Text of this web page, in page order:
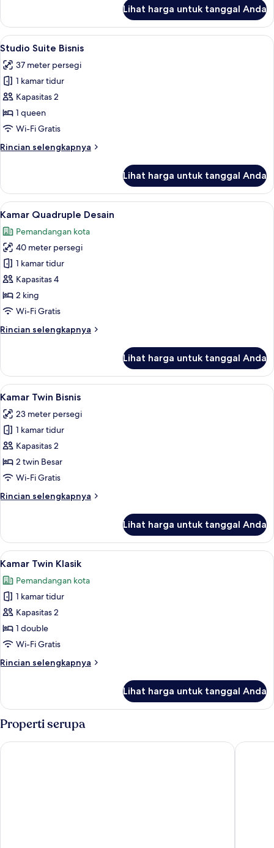
Kamar
Quadruple
Comfort
Lihat harga untuk tanggal Anda
Lihat
semua
foto
untuk
Studio
Suite
Bisnis
8
Studio Suite Bisnis
37 meter persegi
1 kamar tidur
Kapasitas 2
1 queen
Wi-Fi Gratis
Rincian selengkapnya
Rincian
Studio
Suite
Bisnis
Lihat harga untuk tanggal Anda
Lihat
semua
foto
untuk
Kamar
Quadruple
Desain
Kamar Quadruple Desain |
9
Kamar Quadruple Desain
Pemandangan kota
40 meter persegi
1 kamar tidur
Kapasitas 4
2 king
Wi-Fi Gratis
Rincian selengkapnya
Rincian
Kamar
Quadruple
Desain
Lihat harga untuk tanggal Anda
Lihat
semua
foto
untuk
Kamar
Twin
Bisnis
Kamar Twin Bisnis | Pemandangan
6
Kamar Twin Bisnis
23 meter persegi
1 kamar tidur
Kapasitas 2
2 twin Besar
Wi-Fi Gratis
Rincian selengkapnya
Rincian
Kamar
Twin
Bisnis
Lihat harga untuk tanggal Anda
Lihat
semua
foto
untuk
Kamar
Twin
Klasik
7
Kamar Twin Klasik
Pemandangan kota
1 kamar tidur
Kapasitas 2
1 double
Wi-Fi Gratis
Rincian selengkapnya
Rincian
Kamar
Twin
Klasik
Lihat harga untuk tanggal Anda
Properti serupa
Golden Phoenix PEK Airport T3 Beijing Jinglai